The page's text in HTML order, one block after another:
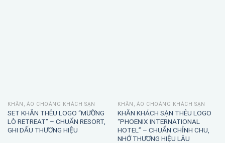
KHĂN, ÁO CHOÀNG KHÁCH SẠN
SET KHĂN THÊU LOGO “MƯỜNG
LÒ RETREAT” – CHUẨN RESORT,
GHI DẤU THƯƠNG HIỆU
KHĂN, ÁO CHOÀNG KHÁCH SẠN
KHĂN KHÁCH SẠN THÊU LOGO
“PHOENIX INTERNATIONAL
HOTEL” – CHUẨN CHỈNH CHU,
NHỚ THƯƠNG HIỆU LÂU